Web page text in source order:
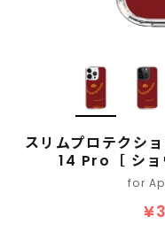
スリムプロテク
14 Pro［ ショ
for